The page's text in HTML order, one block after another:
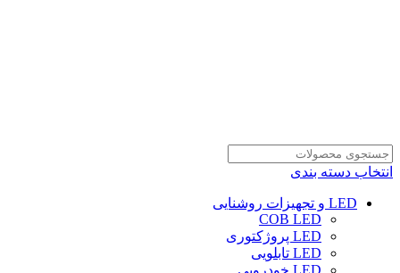
انتخاب دسته بندی
LED و تجهیزات روشنایی
COB LED
LED پروژکتوری
LED تابلویی
LED خودرویی